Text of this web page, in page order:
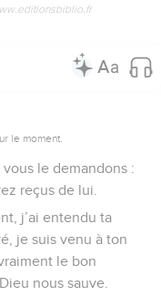
le moment.
le demandons :
reçus de lui.
j’ai entendu ta
je suis venu à ton
le bon
nous sauve.